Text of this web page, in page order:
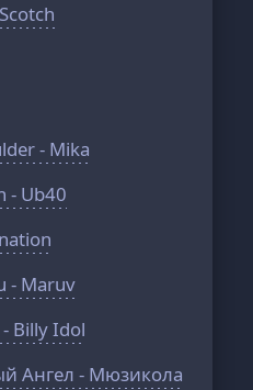
- Mika
- Ub40
- Maruv
Billy Idol
Ангел - Мюзикола